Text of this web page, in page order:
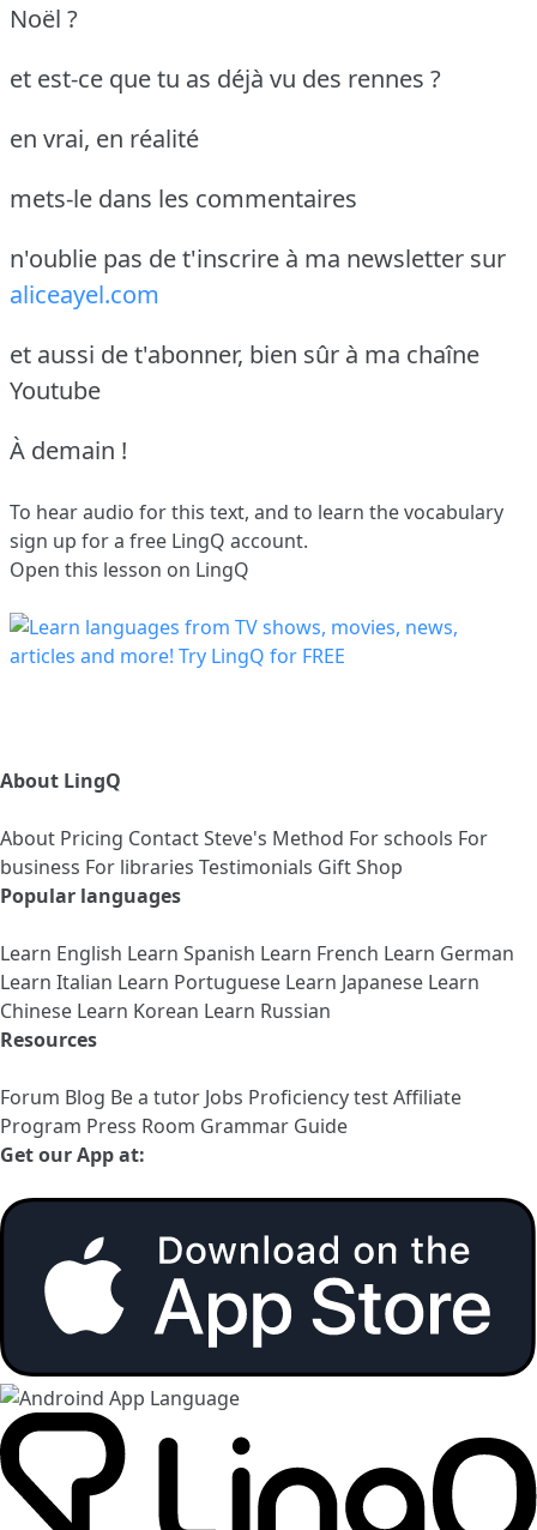
Noël ?
et est-ce que tu as déjà vu des rennes ?
en vrai, en réalité
mets-le dans les commentaires
n'oublie pas de t'inscrire à ma newsletter sur
aliceayel.com
et aussi de t'abonner, bien sûr à ma chaîne
Youtube
À demain !
To hear audio for this text, and to learn the vocabulary
sign up for a free LingQ account.
Open this lesson on LingQ
About LingQ
About Pricing ContactSteve's Method For schools For
business For libraries Testimonials Gift Shop
Popular languages
Learn English Learn Spanish Learn French Learn German
Learn Italian Learn Portuguese Learn Japanese Learn
Chinese Learn Korean Learn Russian
Resources
Forum Blog Be a tutor Jobs Proficiency testAffiliate
Program Press Room Grammar Guide
Get our App at: